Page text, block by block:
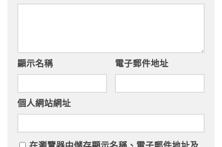
顯示名稱 電子郵件地址
個人網站網址